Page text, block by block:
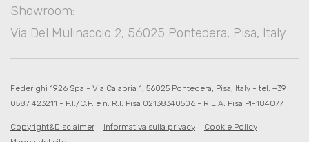
Showroom:
Via Del Mulinaccio 2, 56025 Pontedera, Pisa, Italy
Federighi 1926 Spa - Via Calabria 1, 56025 Pontedera, Pisa, Italy - tel. +39
0587 423211 - P.I./C.F. e n. R.I. Pisa 02138340506 - R.E.A. Pisa PI-184077
Copyright&Disclaimer Informativa sulla privacy
Cookie Policy